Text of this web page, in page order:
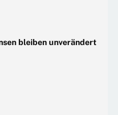
bleiben unverändert